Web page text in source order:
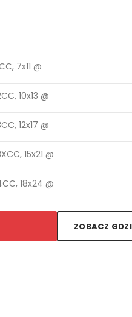
7x11 @
10x13 @
12x17 @
15x21 @
18x24 @
ZOBACZ